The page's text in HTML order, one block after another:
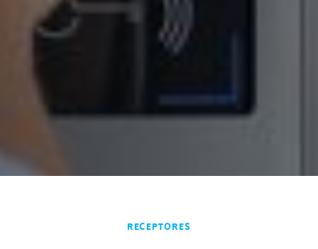
Receptores